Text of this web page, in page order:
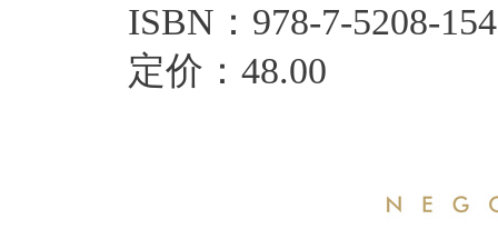
ISBN：978-7-5208-
定价：48.00